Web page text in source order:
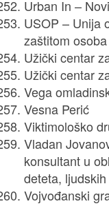
Urban In –
USOP – Unija
zaštitom
Užički centar
Užički centar
Vega
Vesna Perić
Viktimološko
Vladan
konsultant u
deteta,
Vojvođanski